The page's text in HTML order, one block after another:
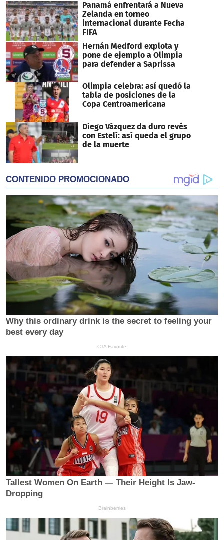
Panamá enfrentará a Nueva
Zelanda en torneo
internacional durante Fecha
FIFA
Hernán Medford explota y
pone de ejemplo a Olimpia
para defender a Saprissa
Olimpia celebra: así quedó la
tabla de posiciones de la
Copa Centroamericana
Diego Vázquez da duro revés
con Estelí: así queda el grupo
de la muerte